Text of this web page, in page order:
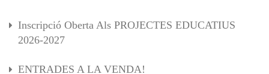
Inscripció Oberta Als PROJECTES EDUCATIUS
2026-2027
ENTRADES A LA VENDA!